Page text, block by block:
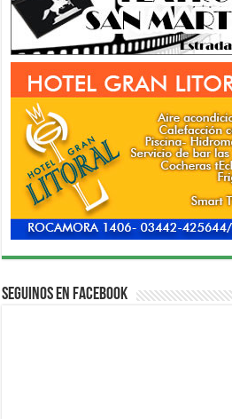
Seguinos en Facebook